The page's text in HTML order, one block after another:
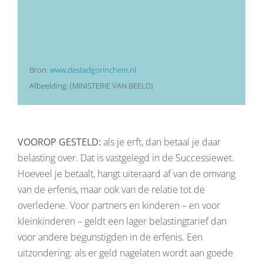
Bron: www.destadgorinchem.nl
Afbeelding: (MINISTERIE VAN BEELD)
VOOROP GESTELD: als je erft, dan betaal je daar
belasting over. Dat is vastgelegd in de Successiewet.
Hoeveel je betaalt, hangt uiteraard af van de omvang
van de erfenis, maar ook van de relatie tot de
overledene. Voor partners en kinderen – en voor
kleinkinderen – geldt een lager belastingtarief dan
voor andere begunstigden in de erfenis. Een
uitzondering: als er geld nagelaten wordt aan goede